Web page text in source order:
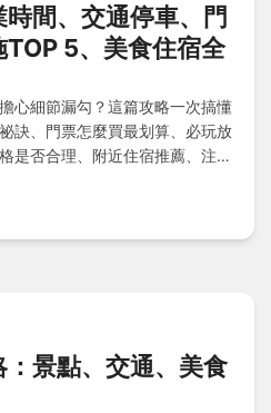
間、交通停車、門
5、美食住宿全
心細節漏勾？這篇攻略一次搞懂
訣、門票怎麼買最划算、必玩放
是否合理、附近住宿推薦、注意
景點、交通、美食